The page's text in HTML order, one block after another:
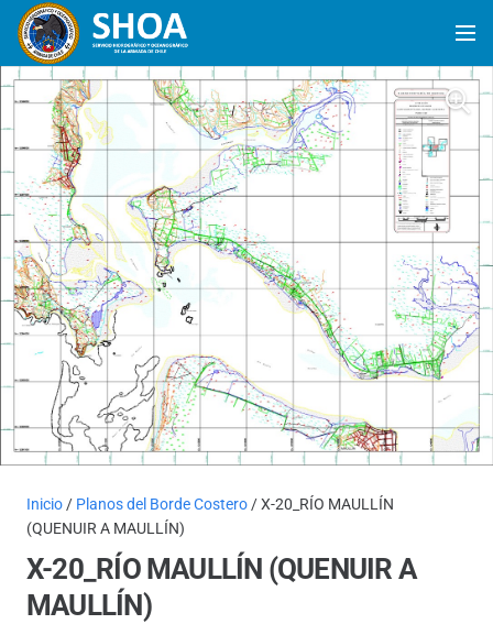
Inicio/ Planos del Borde Costero/ X-20_RÍO MAULLÍN
(QUENUIR A MAULLÍN)
X-20_RÍO MAULLÍN (QUENUIR A
MAULLÍN)